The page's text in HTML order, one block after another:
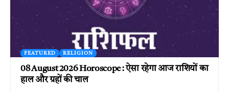
FEATURED RELIGION
08 August 2026 Horoscope : ऐसा रहेगा आज राशियों का
हाल और ग्रहों की चाल